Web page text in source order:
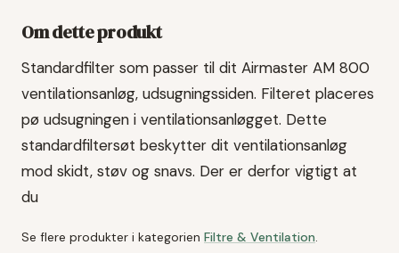
Om dette produkt
Standardfilter som passer til dit Airmaster AM 800
ventilationsanløg, udsugningssiden. Filteret placeres
pø udsugningen i ventilationsanløgget. Dette
standardfiltersøt beskytter dit ventilationsanløg
mod skidt, støv og snavs. Der er derfor vigtigt at
du
Se flere produkter i kategorien Filtre & Ventilation.